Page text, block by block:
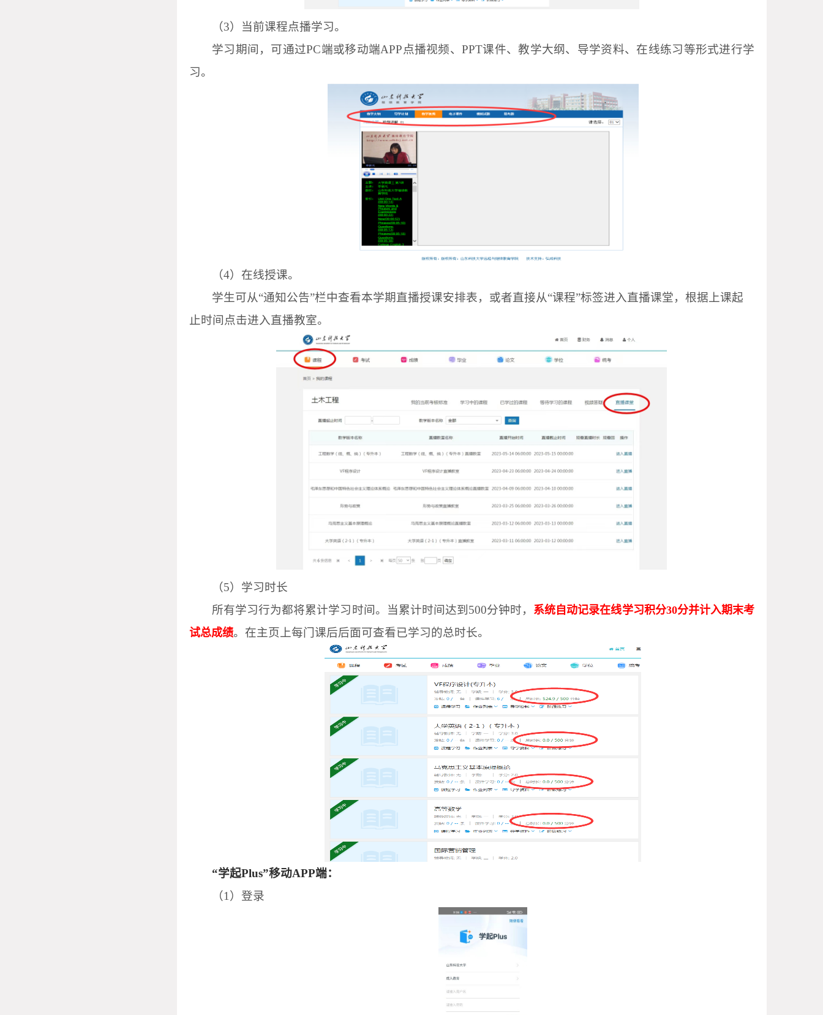
（3）当前课程点播学习。
学习期间，可通过PC端或移动端APP点播视频、PPT课件、教学大纲、导学资料、在线练习等形式进行学
习。
（4）在线授课。
学生可从“通知公告”栏中查看本学期直播授课安排表，或者直接从“课程”标签进入直播课堂，根据上课起
止时间点击进入直播教室。
（5）学习时长
所有学习行为都将累计学习时间。当累计时间达到 500分钟时， 系统自动记录在线学习积分30分并计入期末考
试总成绩。在主页上每门课后后面可查看已学习的总时长。
“学起Plus”移动APP端：
（1 ）登录